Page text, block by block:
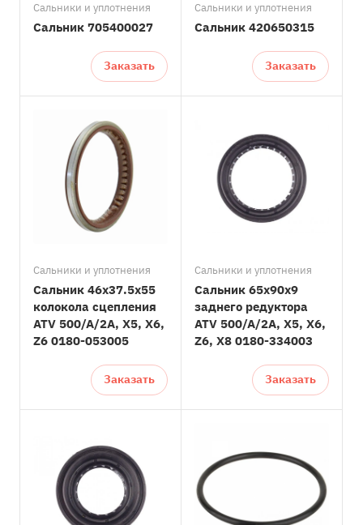
Сальники и уплотнения
Сальник 705400027
Заказать
Сальники и уплотнения
Сальник 420650315
Заказать
Сальники и уплотнения
Сальник 46x37.5x55
колокола сцепления
ATV 500/A/2A, X5, X6,
Z6 0180-053005
Заказать
Сальники и уплотнения
Сальник 65x90x9
заднего редуктора
ATV 500/A/2A, X5, X6,
Z6, X8 0180-334003
Заказать